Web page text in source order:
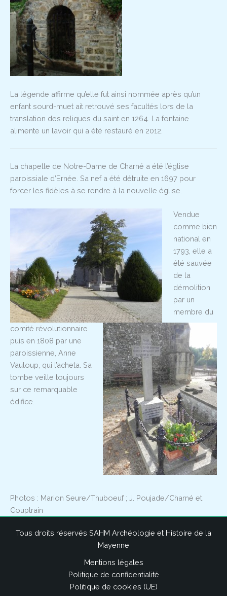
La légende affirme qu’elle fut ainsi nommée après qu’un
enfant sourd-muet ait retrouvé ses facultés lors de la
translation des reliques du saint en 1264. La fontaine
alimente un lavoir qui a été restauré en 2012.
La chapelle de Notre-Dame de Charné a été l’église
paroissiale d’Ernée. Sa nef a été détruite en 1697 pour
forcer les fidèles à se rendre à la nouvelle église.
Vendue
comme bien
national en
1793, elle a
été sauvée
de la
démolition
par un
membre du
comité révolutionnaire
puis en 1808 par une
paroissienne, Anne
Vauloup, qui l’acheta. Sa
tombe veille toujours
sur ce remarquable
édifice.
Photos : Marion Seure/Thuboeuf ; J. Poujade/Charné et
Couptrain
Tous droits réservés SAHM Archéologie et Histoire de la
Mayenne
Mentions légales
Politique de confidentialité
Politique de cookies (UE)